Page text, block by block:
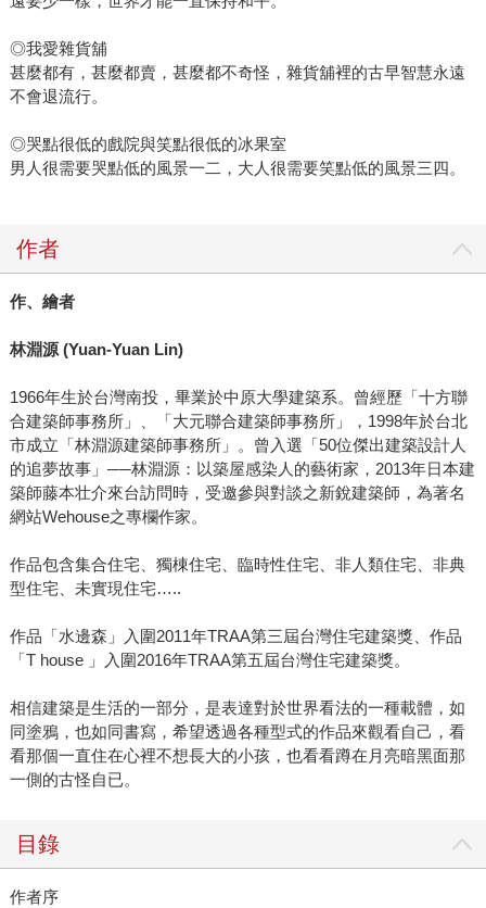
◎我愛雜貨舖
甚麼都有，甚麼都賣，甚麼都不奇怪，雜貨舖裡的古早智慧永遠
不會退流行。
◎哭點很低的戲院與笑點很低的冰果室
男人很需要哭點低的風景一二，大人很需要笑點低的風景三四。
作者
作、繪者
林淵源(Yuan-Yuan Lin)
1966年生於台灣南投，畢業於中原大學建築系。曾經歷「十方聯
合建築師事務所」、「大元聯合建築師事務所」，1998年於台北
市成立「林淵源建築師事務所」。曾入選「50位傑出建築設計人
的追夢故事」──林淵源：以築屋感染人的藝術家，2013年日本建
築師藤本壮介來台訪問時，受邀參與對談之新銳建築師，為著名
網站Wehouse之專欄作家。
作品包含集合住宅、獨棟住宅、臨時性住宅、非人類住宅、非典
型住宅、未實現住宅…..
作品「水邊森」入圍2011年TRAA第三屆台灣住宅建築獎、作品
「T house 」入圍2016年TRAA第五屆台灣住宅建築獎。
相信建築是生活的一部分，是表達對於世界看法的一種載體，如
同塗鴉，也如同書寫，希望透過各種型式的作品來觀看自己，看
看那個一直住在心裡不想長大的小孩，也看看蹲在月亮暗黑面那
一側的古怪自已。
目錄
作者序